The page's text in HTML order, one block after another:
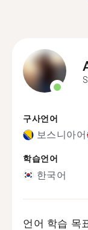
구사언어
보스니아어
학습언어
한국어
언어 학습 목